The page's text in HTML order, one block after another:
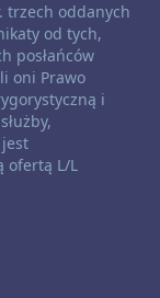
trzech oddanych
od tych,
posłańców
oni Prawo
i
ofertą L/L